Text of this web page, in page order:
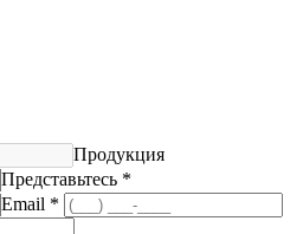
Продукция
Представьтесь *
Email *